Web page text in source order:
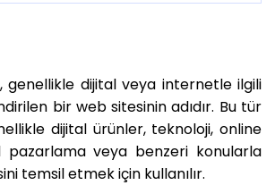
, genellikle dijital veya internetle ilgili
bir web sitesinin adıdır. Bu tür
dijital ürünler, teknoloji, online
pazarlama veya benzeri konularla
temsil etmek için kullanılır.